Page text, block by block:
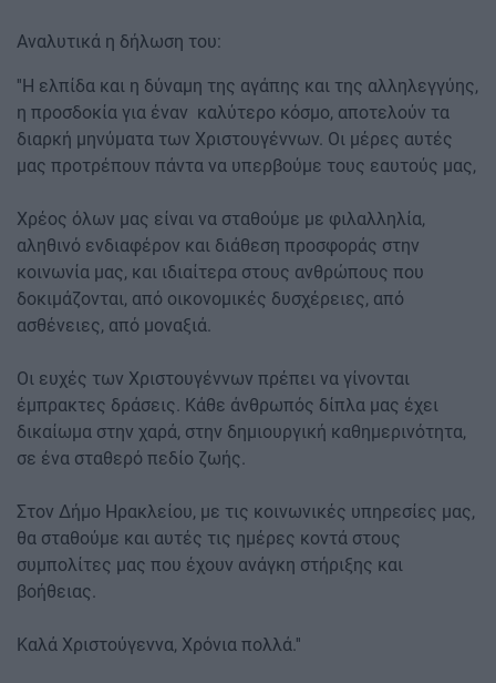
Αναλυτικά η δήλωση του:
''Η ελπίδα και η δύναμη της αγάπης και της αλληλεγγύης,
η προσδοκία για έναν καλύτερο κόσμο, αποτελούν τα
διαρκή μηνύματα των Χριστουγέννων. Οι μέρες αυτές
μας προτρέπουν πάντα να υπερβούμε τους εαυτούς μας,
Χρέος όλων μας είναι να σταθούμε με φιλαλληλία,
αληθινό ενδιαφέρον και διάθεση προσφοράς στην
κοινωνία μας, και ιδιαίτερα στους ανθρώπους που
δοκιμάζονται, από οικονομικές δυσχέρειες, από
ασθένειες, από μοναξιά.
Οι ευχές των Χριστουγέννων πρέπει να γίνονται
έμπρακτες δράσεις. Κάθε άνθρωπός δίπλα μας έχει
δικαίωμα στην χαρά, στην δημιουργική καθημερινότητα,
σε ένα σταθερό πεδίο ζωής.
Στον Δήμο Ηρακλείου, με τις κοινωνικές υπηρεσίες μας,
θα σταθούμε και αυτές τις ημέρες κοντά στους
συμπολίτες μας που έχουν ανάγκη στήριξης και
βοήθειας.
Καλά Χριστούγεννα, Χρόνια πολλά.''